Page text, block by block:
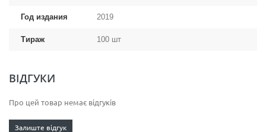
Год издания 2019
Тираж 100 шт
ВІДГУКИ
Про цей товар немає відгуків
Залиште відгук